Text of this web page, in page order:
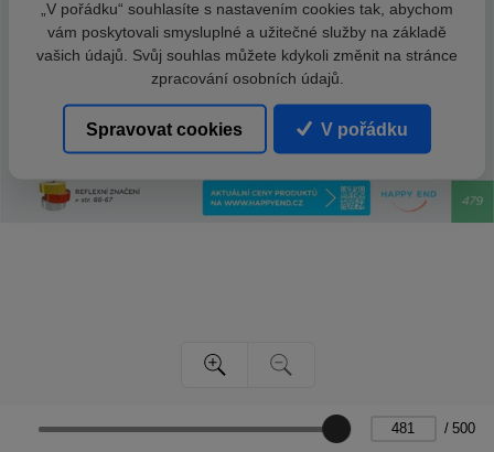
/ 500
„V pořádku“ souhlasíte s nastavením cookies tak, abychom
vám poskytovali smysluplné a užitečné služby na základě
vašich údajů. Svůj souhlas můžete kdykoli změnit na stránce
zpracování osobních údajů.
Spravovat cookies V pořádku